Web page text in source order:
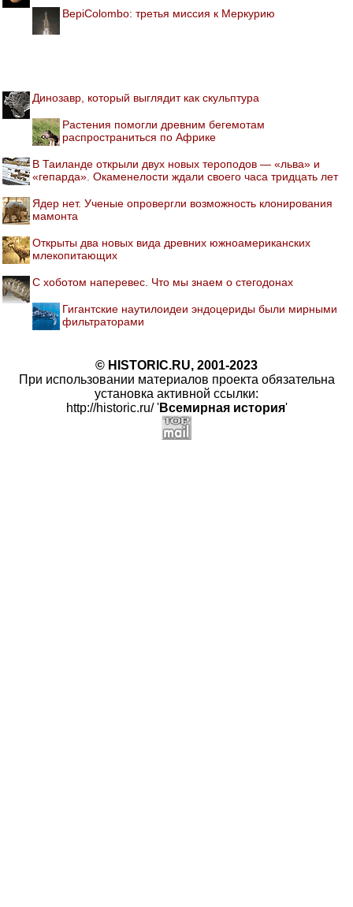
BepiColombo: третья миссия к Меркурию
Динозавр, который выглядит как скульптура
Растения помогли древним бегемотам
распространиться по Африке
В Таиланде открыли двух новых тероподов — «льва» и
«гепарда». Окаменелости ждали своего часа тридцать лет
Ядер нет. Ученые опровергли возможность клонирования
мамонта
Открыты два новых вида древних южноамериканских
млекопитающих
С хоботом наперевес. Что мы знаем о стегодонах
Гигантские наутилоидеи эндоцериды были мирными
фильтраторами
© HISTORIC.RU, 2001-2023
При использовании материалов проекта обязательна
установка активной ссылки:
http://historic.ru/ 'Всемирная история'